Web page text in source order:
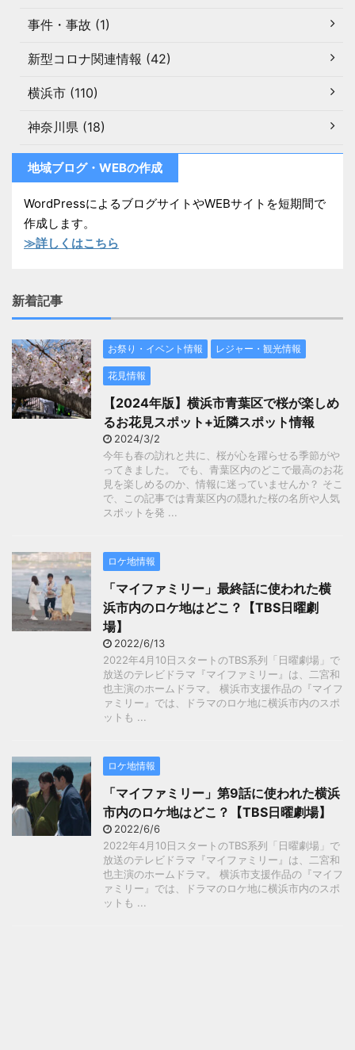
事件・事故 (1)
新型コロナ関連情報 (42)
横浜市 (110)
神奈川県 (18)
地域ブログ・WEBの作成
WordPressによるブログサイトやWEBサイトを短期間で
作成します。
≫詳しくはこちら
新着記事
お祭り・イベント情報 レジャー・観光情報
花見情報
【2024年版】横浜市青葉区で桜が楽しめ
るお花見スポット+近隣スポット情報
2024/3/2
今年も春の訪れと共に、桜が心を躍らせる季節がや
ってきました。 でも、青葉区内のどこで最高のお花
見を楽しめるのか、情報に迷っていませんか？ そこ
で、この記事では青葉区内の隠れた桜の名所や人気
スポットを発 ...
ロケ地情報
「マイファミリー」最終話に使われた横
浜市内のロケ地はどこ？【TBS日曜劇
場】
2022/6/13
2022年4月10日スタートのTBS系列「日曜劇場」で
放送のテレビドラマ『マイファミリー』は、二宮和
也主演のホームドラマ。 横浜市支援作品の『マイフ
ァミリー』では、ドラマのロケ地に横浜市内のスポ
ットも ...
ロケ地情報
「マイファミリー」第9話に使われた横浜
市内のロケ地はどこ？【TBS日曜劇場】
2022/6/6
2022年4月10日スタートのTBS系列「日曜劇場」で
放送のテレビドラマ『マイファミリー』は、二宮和
也主演のホームドラマ。 横浜市支援作品の『マイフ
ァミリー』では、ドラマのロケ地に横浜市内のスポ
ットも ...